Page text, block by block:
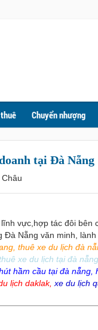
Chuyển nhượng
tại Đà Nẵng
vực,hợp tác đôi bên
Nẵng văn minh, lành
thuê xe du lịch đà
xe du lịch tại đà nẵng
hầm cầu tại đà nẵng
lịch daklak, xe du lịch